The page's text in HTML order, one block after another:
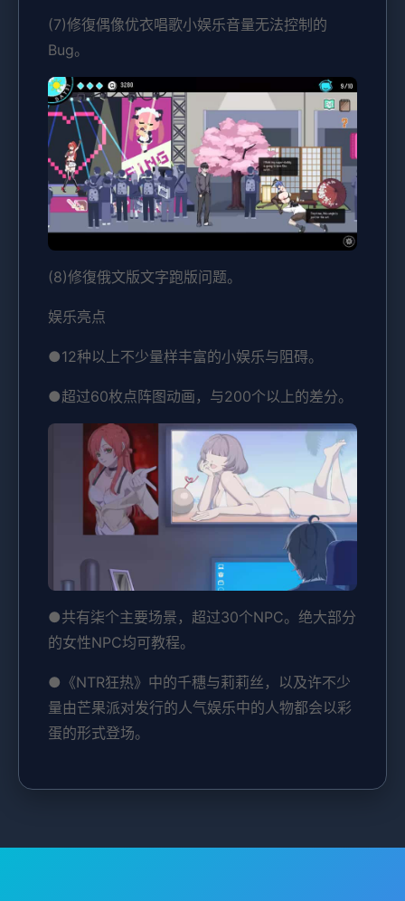
(7)修復偶像优衣唱歌小娱乐音量无法控制的
Bug。
(8)修復俄文版文字跑版问题。
娱乐亮点
●12种以上不少量样丰富的小娱乐与阻碍。
●超过60枚点阵图动画，与200个以上的差分。
●共有柒个主要场景，超过30个NPC。绝大部分
的女性NPC均可教程。
●《NTR狂热》中的千穗与莉莉丝，以及许不少
量由芒果派对发行的人气娱乐中的人物都会以彩
蛋的形式登场。